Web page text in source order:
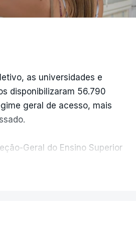
as universidades e
disponibilizaram 56.790
geral de acesso, mais
Geral do Ensino Superior
deste ano, apenas